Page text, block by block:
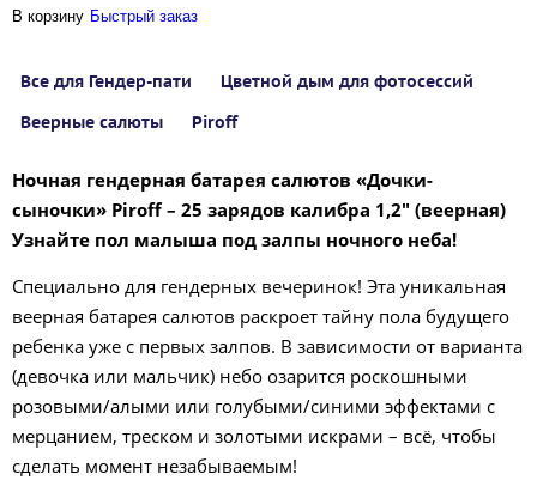
В корзину Быстрый заказ
Все для Гендер-пати
Цветной дым для фотосессий
Веерные салюты
Piroff
Ночная гендерная батарея салютов «Дочки-
сыночки» Piroff – 25 зарядов калибра 1,2" (веерная)
Узнайте пол малыша под залпы ночного неба!
Специально для гендерных вечеринок! Эта уникальная
веерная батарея салютов раскроет тайну пола будущего
ребенка уже с первых залпов. В зависимости от варианта
(девочка или мальчик) небо озарится роскошными
розовыми/алыми или голубыми/синими эффектами с
мерцанием, треском и золотыми искрами – всё, чтобы
сделать момент незабываемым!